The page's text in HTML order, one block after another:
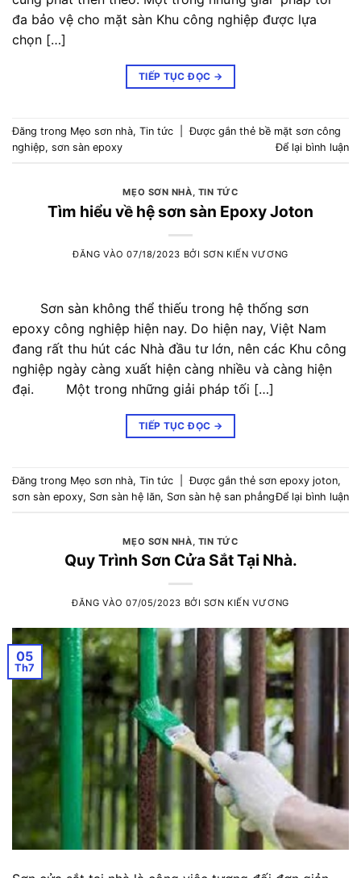
đa bảo vệ cho mặt sàn Khu công nghiệp được lựa
chọn […]
TIẾP TỤC ĐỌC →
Đăng trong Mẹo sơn nhà, Tin tức Được gắn thẻ bề mặt sơn công
nghiệp, sơn sàn epoxy Để lại bình luận
MẸO SƠN NHÀ, TIN TỨC
Tìm hiểu về hệ sơn sàn Epoxy Joton
ĐĂNG VÀO07/18/2023 BỞI SƠN KIẾN VƯƠNG
Sơn sàn không thể thiếu trong hệ thống sơn
epoxy công nghiệp hiện nay. Do hiện nay, Việt Nam
đang rất thu hút các Nhà đầu tư lớn, nên các Khu công
nghiệp ngày càng xuất hiện càng nhiều và càng hiện
đại. Một trong những giải pháp tối […]
TIẾP TỤC ĐỌC →
Đăng trong Mẹo sơn nhà, Tin tức Được gắn thẻ sơn epoxy joton,
sơn sàn epoxy, Sơn sàn hệ lăn, Sơn sàn hệ san phẳngĐể lại bình luận
MẸO SƠN NHÀ TIN TỨC
Quy Trình Sơn Cửa Sắt Tại Nhà.
ĐĂNG VÀO07/05/2023 BỞI SƠN KIẾN VƯƠNG
05
Th7